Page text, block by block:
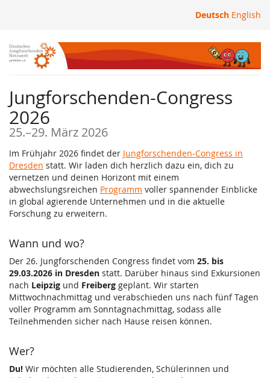
springen
Deutsch English
Jungforschenden-Congress
2026
25.–bis
29. März 2026
Im Frühjahr 2026 findet der Jungforschenden-Congress in
Dresden statt. Wir laden dich herzlich dazu ein, dich zu
vernetzen und deinen Horizont mit einem
abwechslungsreichen Programm voller spannender Einblicke
in global agierende Unternehmen und in die aktuelle
Forschung zu erweitern.
Wann und wo?
Der 26. Jungforschenden Congress findet vom 25. bis
29.03.2026 in Dresden statt. Darüber hinaus sind Exkursionen
nach Leipzig und Freiberg geplant. Wir starten
Mittwochnachmittag und verabschieden uns nach fünf Tagen
voller Programm am Sonntagnachmittag, sodass alle
Teilnehmenden sicher nach Hause reisen können.
Wer?
Du! Wir möchten alle Studierenden, Schülerinnen und